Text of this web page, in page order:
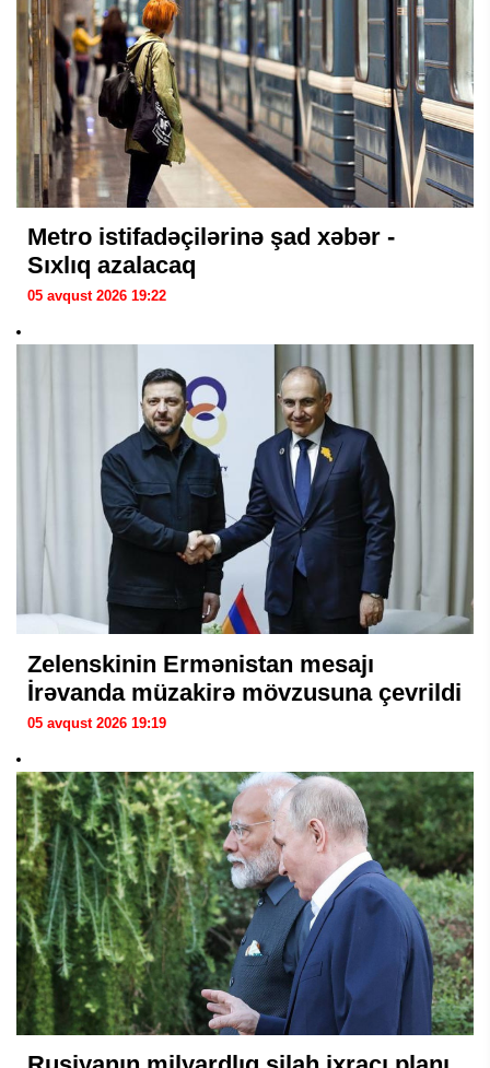
Metro istifadəçilərinə şad xəbər -
Sıxlıq azalacaq
05 avqust 2026 19:22
Zelenskinin Ermənistan mesajı
İrəvanda müzakirə mövzusuna çevrildi
05 avqust 2026 19:19